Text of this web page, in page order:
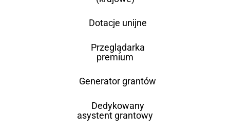
Dotacje unijne
Przeglądarka
premium
Generator grantów
Dedykowany
asystent grantowy